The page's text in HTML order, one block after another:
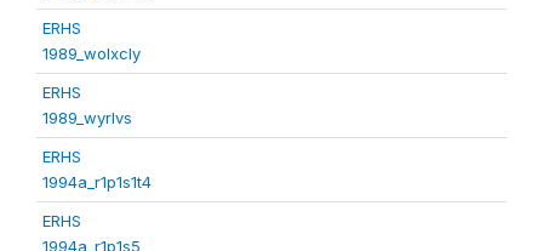
ERHS
1989_wolxcly
ERHS
1989_wyrlvs
ERHS
1994a_r1p1s1t4
ERHS
1994a_r1p1s5